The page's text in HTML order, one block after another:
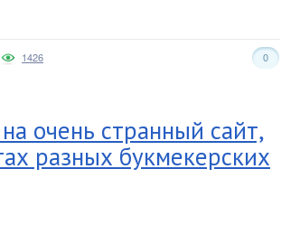
0
1426
очень странный сайт,
разных букмекерских